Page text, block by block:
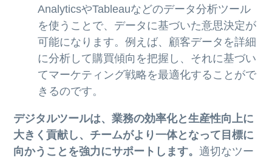
AnalyticsやTableauなどのデータ分析ツール
を使うことで、データに基づいた意思決定が
可能になります。例えば、顧客データを詳細
に分析して購買傾向を把握し、それに基づい
てマーケティング戦略を最適化することがで
きるのです。
デジタルツールは、業務の効率化と生産性向上に
大きく貢献し、チームがより一体となって目標に
向かうことを強力にサポートします。適切なツー